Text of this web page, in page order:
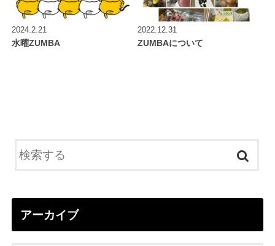
2024.2.21
水曜ZUMBA
2022.12.31
ZUMBAについて
アーカイブ